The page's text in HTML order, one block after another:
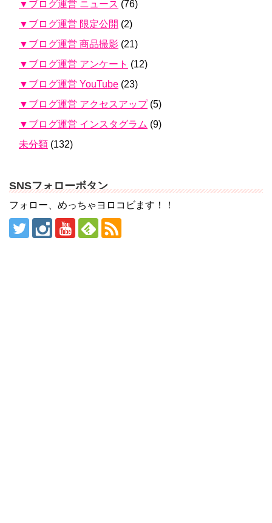
▼ブログ運営 ニュース (76)
▼ブログ運営 限定公開 (2)
▼ブログ運営 商品撮影 (21)
▼ブログ運営 アンケート (12)
▼ブログ運営 YouTube (23)
▼ブログ運営 アクセスアップ(5)
▼ブログ運営 インスタグラム (9)
未分類 (132)
SNSフォローボタン
フォロー、めっちゃヨロコビます！！